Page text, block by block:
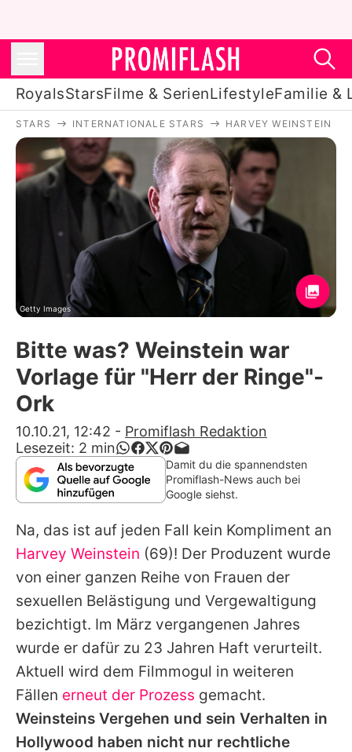
RoyalsStarsFilme & SerienLifestyleFamilie &
Royals
Stars
Filme & Serien
Lifestyle
Familie & Liebe
Promiflash Exklusiv
Alle Themen auf Promiflash
App runterladen
Team
Redaktionelle Richtlinien
Impressum
Datenschutzerklärung
Nutzungsbedingungen
Utiq verwalten
STARS INTERNATIONALE STARS HARVEY WEINSTEIN
Getty Images
Bitte was? Weinstein war
Vorlage für "Herr der Ringe"-
Ork
10.10.21, 12:42 - Promiflash Redaktion
Lesezeit: 2 min
Damit du die spannendsten
Promiflash-News auch bei
Google siehst.
Na, das ist auf jeden Fall kein Kompliment an
Harvey Weinstein (69)! Der Produzent wurde
von einer ganzen Reihe von Frauen der
sexuellen Belästigung und Vergewaltigung
bezichtigt. Im März vergangenen Jahres
wurde er dafür zu 23 Jahren Haft verurteilt.
Aktuell wird dem Filmmogul in weiteren
Fällen erneut der Prozess gemacht.
Weinsteins Vergehen und sein Verhalten in
Hollywood haben nicht nur rechtliche